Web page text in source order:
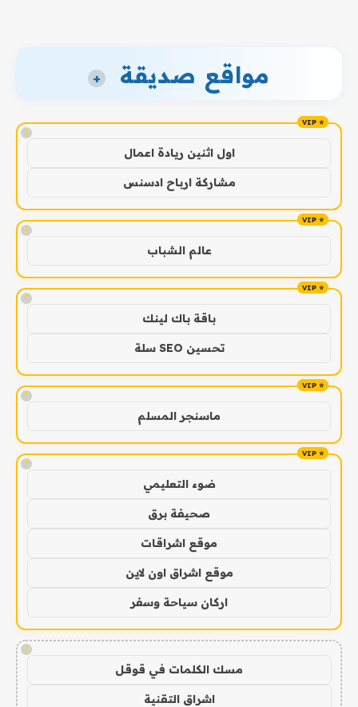
مواقع صديقة +
!
اول اثنين ريادة اعمال
مشاركة ارباح ادسنس
!
عالم الشباب
!
باقة باك لينك
تحسين SEO سلة
!
ماسنجر المسلم
!
ضوء التعليمي
صحيفة برق
موقع اشراقات
موقع اشراق اون لاين
اركان سياحة وسفر
!
مسك الكلمات في قوقل
اشراق التقنية